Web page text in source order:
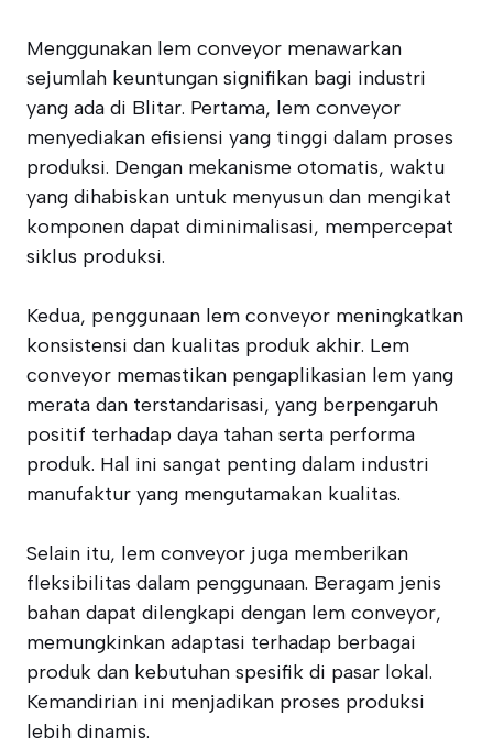
Menggunakan lem conveyor menawarkan
sejumlah keuntungan signifikan bagi industri
yang ada di Blitar. Pertama, lem conveyor
menyediakan efisiensi yang tinggi dalam proses
produksi. Dengan mekanisme otomatis, waktu
yang dihabiskan untuk menyusun dan mengikat
komponen dapat diminimalisasi, mempercepat
siklus produksi.
Kedua, penggunaan lem conveyor meningkatkan
konsistensi dan kualitas produk akhir. Lem
conveyor memastikan pengaplikasian lem yang
merata dan terstandarisasi, yang berpengaruh
positif terhadap daya tahan serta performa
produk. Hal ini sangat penting dalam industri
manufaktur yang mengutamakan kualitas.
Selain itu, lem conveyor juga memberikan
fleksibilitas dalam penggunaan. Beragam jenis
bahan dapat dilengkapi dengan lem conveyor,
memungkinkan adaptasi terhadap berbagai
produk dan kebutuhan spesifik di pasar lokal.
Kemandirian ini menjadikan proses produksi
lebih dinamis.